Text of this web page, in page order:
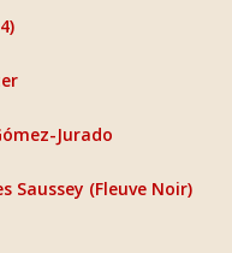
Jurado
Saussey (Fleuve Noir)